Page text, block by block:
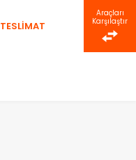
TESLİMAT
Araçları
Karşılaştır